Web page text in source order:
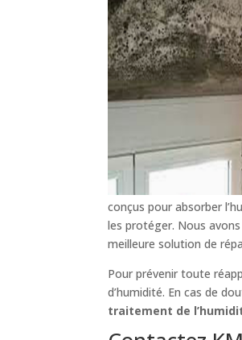
conçus pour absorber
les protéger. Nous
meilleure solution de
Pour prévenir toute
d’humidité. En cas de
traitement de